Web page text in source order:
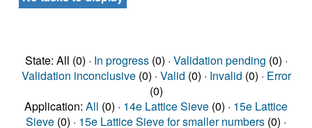
State: All (0) · In progress(0) · Validation pending (0) ·
Validation inconclusive(0) · Valid (0) · Invalid (0) · Error
(0)
Application: All (0) · 14e Lattice Sieve (0) · 15e Lattice
Sieve (0) · 15e Lattice Sieve for smaller numbers (0) ·